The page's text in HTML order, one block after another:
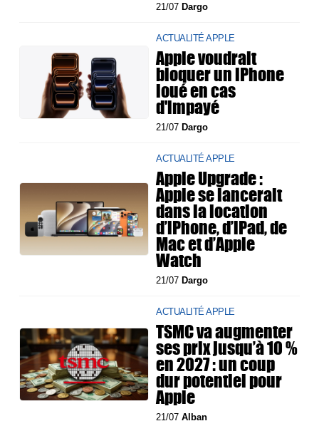
21/07 Dargo
ACTUALITÉ APPLE
Apple voudrait
bloquer un iPhone
loué en cas
d'impayé
21/07 Dargo
ACTUALITÉ APPLE
Apple Upgrade :
Apple se lancerait
dans la location
d’iPhone, d’iPad, de
Mac et d’Apple
Watch
21/07 Dargo
ACTUALITÉ APPLE
TSMC va augmenter
ses prix jusqu’à 10 %
en 2027 : un coup
dur potentiel pour
Apple
21/07Alban